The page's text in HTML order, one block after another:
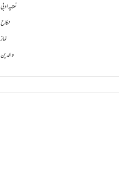
نعتیہ ادبی
نکاح
نماز
والدین